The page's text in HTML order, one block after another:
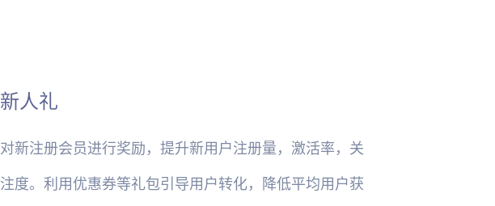
新人礼
对新注册会员进行奖励，提升新用户注册量，激活率，关
注度。利用优惠券等礼包引导用户转化，降低平均用户获